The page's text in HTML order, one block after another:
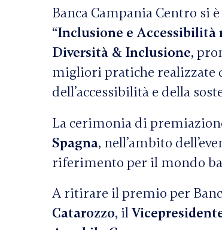
Banca Campania Centro si
“Inclusione e Accessibilità
Diversità & Inclusione,
migliori pratiche realizzate
dell’accessibilità e della
La cerimonia di
Spagna, nell’ambito
riferimento per il mondo
A ritirare il premio per
Catarozzo, il